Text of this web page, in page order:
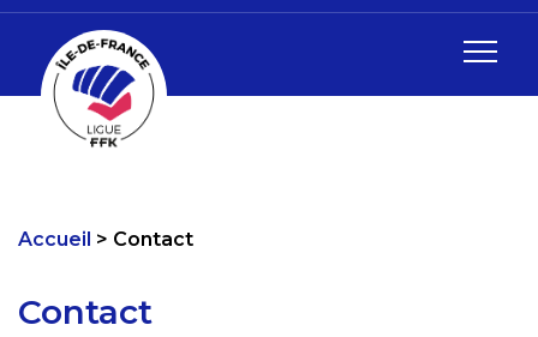
Accueil Contact
Contact